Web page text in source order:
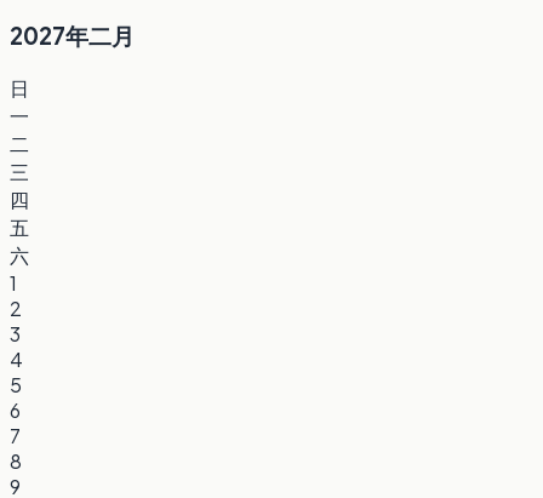
2027年二月
日
一
二
三
四
五
六
1
2
3
4
5
6
7
8
9